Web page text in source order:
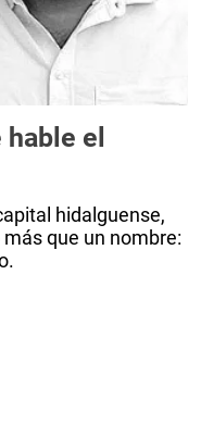
el
hidalguense,
que un nombre: